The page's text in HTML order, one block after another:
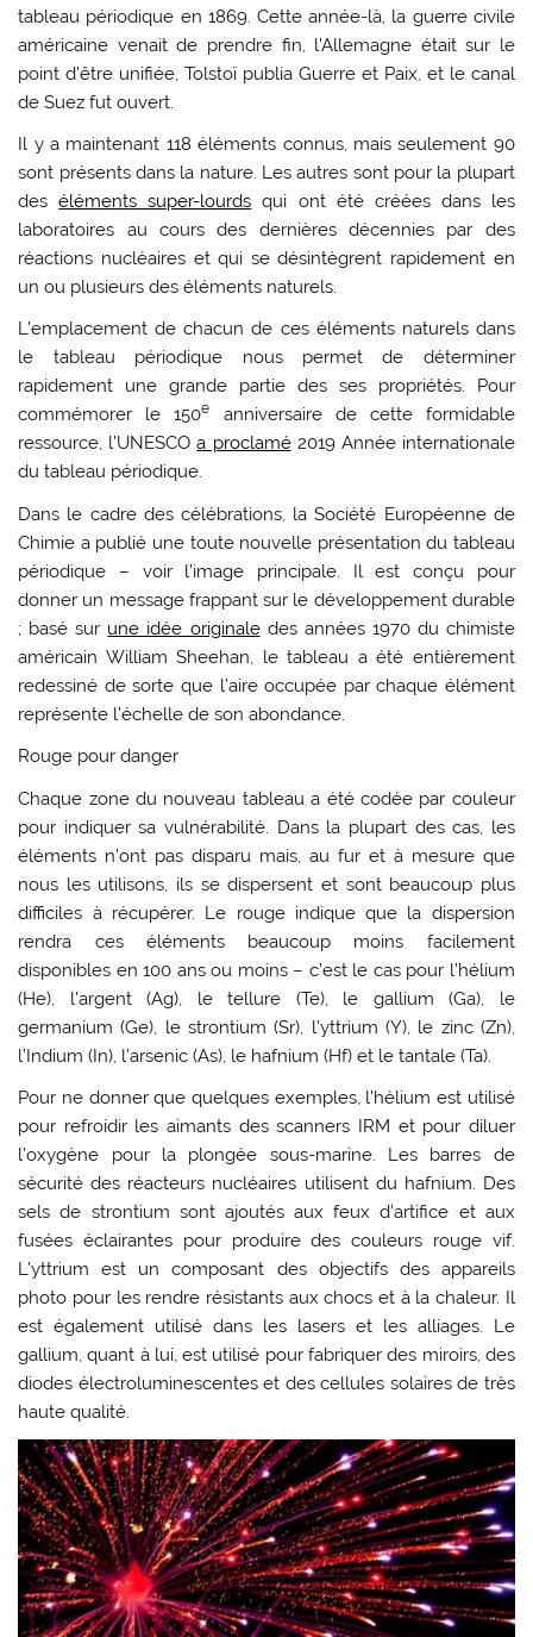
tableau périodique en 1869. Cette année-là, la guerre civile
américaine venait de prendre fin, l’Allemagne était sur le
point d’être unifiée, Tolstoï publia Guerre et Paix, et le canal
de Suez fut ouvert.
Il y a maintenant 118 éléments connus, mais seulement 90
sont présents dans la nature. Les autres sont pour la plupart
deséléments super-lourds qui ont été créées dans les
laboratoires au cours des dernières décennies par des
réactions nucléaires et qui se désintègrent rapidement en
un ou plusieurs des éléments naturels.
L’emplacement de chacun de ces éléments naturels dans
le tableau périodique nous permet de déterminer
rapidement une grande partie des ses propriétés. Pour
commémorer le 150e
anniversaire de cette formidable
ressource, l’UNESCOa proclamé2019 Année internationale
du tableau périodique.
Dans le cadre des célébrations, la Société Européenne de
Chimie a publié une toute nouvelle présentation du tableau
périodique – voir l’image principale. Il est conçu pour
donner un message frappant sur le développement durable
; basé sur une idée originaledes années 1970 du chimiste
américain William Sheehan, le tableau a été entièrement
redessiné de sorte que l’aire occupée par chaque élément
représente l’échelle de son abondance.
Rouge pour danger
Chaque zone du nouveau tableau a été codée par couleur
pour indiquer sa vulnérabilité. Dans la plupart des cas, les
éléments n’ont pas disparu mais, au fur et à mesure que
nous les utilisons, ils se dispersent et sont beaucoup plus
difficiles à récupérer. Le rouge indique que la dispersion
rendra ces éléments beaucoup moins facilement
disponibles en 100 ans ou moins – c’est le cas pour l’hélium
(He), l’argent (Ag), le tellure (Te), le gallium (Ga), le
germanium (Ge), le strontium (Sr), l’yttrium (Y), le zinc (Zn),
l’Indium (In), l’arsenic (As), le hafnium (Hf) et le tantale (Ta).
Pour ne donner que quelques exemples, l’hélium est utilisé
pour refroidir les aimants des scanners IRM et pour diluer
l’oxygène pour la plongée sous-marine. Les barres de
sécurité des réacteurs nucléaires utilisent du hafnium. Des
sels de strontium sont ajoutés aux feux d’artifice et aux
fusées éclairantes pour produire des couleurs rouge vif.
L’yttrium est un composant des objectifs des appareils
photo pour les rendre résistants aux chocs et à la chaleur. Il
est également utilisé dans les lasers et les alliages. Le
gallium, quant à lui, est utilisé pour fabriquer des miroirs, des
diodes électroluminescentes et des cellules solaires de très
haute qualité.